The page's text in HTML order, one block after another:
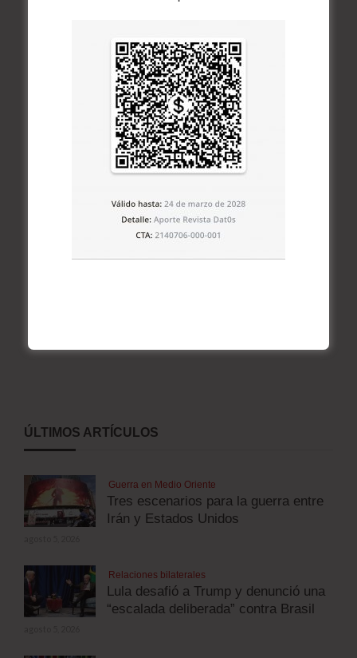
ÚLTIMOS ARTÍCULOS
Guerra en Medio Oriente
Tres escenarios para la guerra entre
Irán y Estados Unidos
Relaciones bilaterales
Lula desafió a Trump y denunció una
“escalada deliberada” contra Brasil